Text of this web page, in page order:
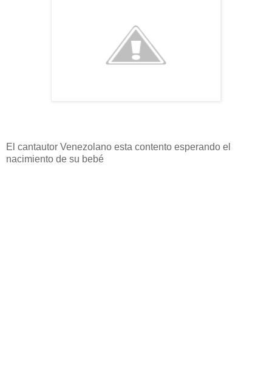
El cantautor Venezolano esta contento esperando el
nacimiento de su bebé